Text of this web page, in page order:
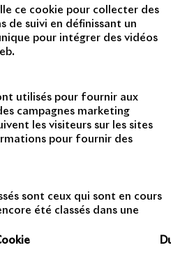
ce cookie pour collecter des
de suivi en définissant un
pour intégrer des vidéos
utilisés pour fournir aux
campagnes marketing
les visiteurs sur les sites
pour fournir des
sont ceux qui sont en cours
été classés dans une